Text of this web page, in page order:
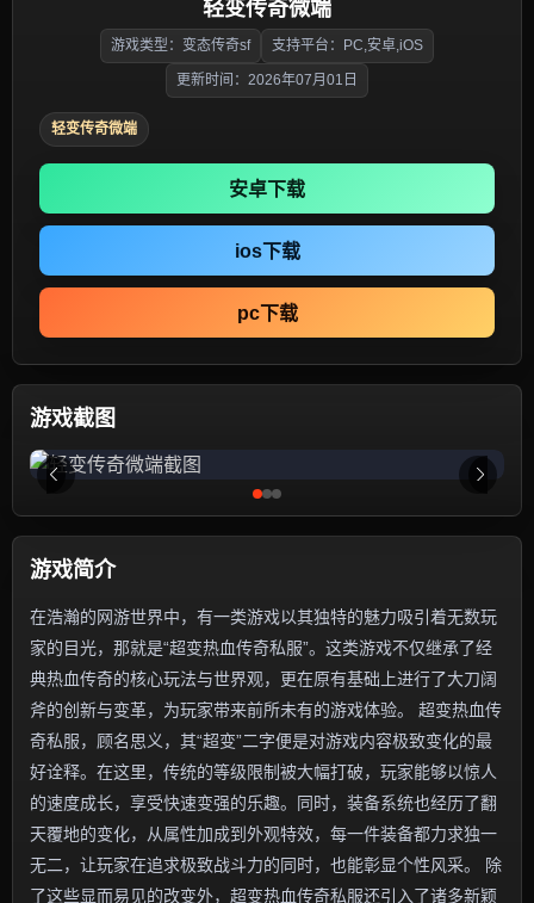
轻变传奇微端
游戏类型：变态传奇sf 支持平台：PC,安卓,iOS
更新时间：2026年07月01日
轻变传奇微端
安卓下载
ios下载
pc下载
游戏截图
游戏简介
在浩瀚的网游世界中，有一类游戏以其独特的魅力吸引着无数玩
家的目光，那就是“超变热血传奇私服”。这类游戏不仅继承了经
典热血传奇的核心玩法与世界观，更在原有基础上进行了大刀阔
斧的创新与变革，为玩家带来前所未有的游戏体验。 超变热血传
奇私服，顾名思义，其“超变”二字便是对游戏内容极致变化的最
好诠释。在这里，传统的等级限制被大幅打破，玩家能够以惊人
的速度成长，享受快速变强的乐趣。同时，装备系统也经历了翻
天覆地的变化，从属性加成到外观特效，每一件装备都力求独一
无二，让玩家在追求极致战斗力的同时，也能彰显个性风采。 除
了这些显而易见的改变外，超变热血传奇私服还引入了诸多新颖